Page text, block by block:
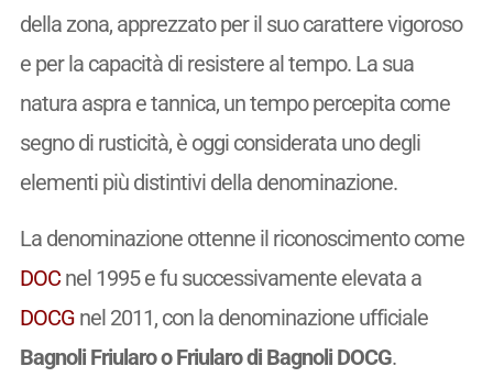
della zona, apprezzato per il suo carattere vigoroso
e per la capacità di resistere al tempo. La sua
natura aspra e tannica, un tempo percepita come
segno di rusticità, è oggi considerata uno degli
elementi più distintivi della denominazione.
La denominazione ottenne il riconoscimento come
DOCnel 1995 e fu successivamente elevata a
DOCGnel 2011, con la denominazione ufficiale
Bagnoli Friularo o Friularo di Bagnoli DOCG.